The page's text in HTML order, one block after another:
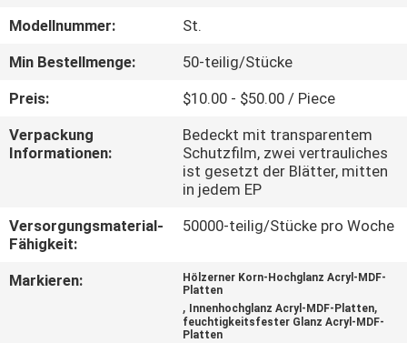
FABRIK-
AUSFLUG
TRETEN
SIE
UNS
IN
VERBINDUNG
Modellnummer:
St.
Min Bestellmenge:
50-teilig/Stücke
Preis:
$10.00 - $50.00 / Piece
Verpackung
Informationen:
Bedeckt mit transparentem
Schutzfilm, zwei vertrauliches
ist gesetzt der Blätter, mitten
in jedem EP
Versorgungsmaterial-
Fähigkeit:
50000-teilig/Stücke pro Woche
Markieren:
Hölzerner Korn-Hochglanz Acryl-MDF-
Platten
, Innenhochglanz Acryl-MDF-Platten,
feuchtigkeitsfester Glanz Acryl-MDF-
Platten